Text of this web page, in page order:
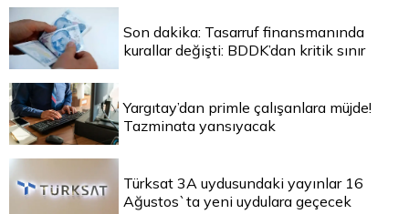
Son dakika: Tasarruf finansmanında
kurallar değişti: BDDK’dan kritik sınır
Yargıtay’dan primle çalışanlara müjde!
Tazminata yansıyacak
Türksat 3A uydusundaki yayınlar 16
Ağustos`ta yeni uydulara geçecek